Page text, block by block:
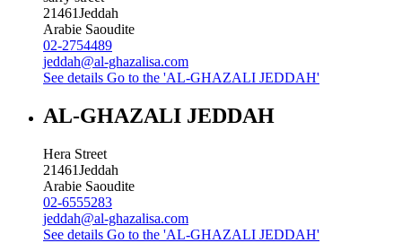
21461Jeddah
Arabie Saoudite
02-2754489
jeddah@al-ghazalisa.com
See details Go to the 'AL-GHAZALI JEDDAH'
AL-GHAZALI JEDDAH
Hera Street
21461Jeddah
Arabie Saoudite
02-6555283
jeddah@al-ghazalisa.com
See details Go to the 'AL-GHAZALI JEDDAH'